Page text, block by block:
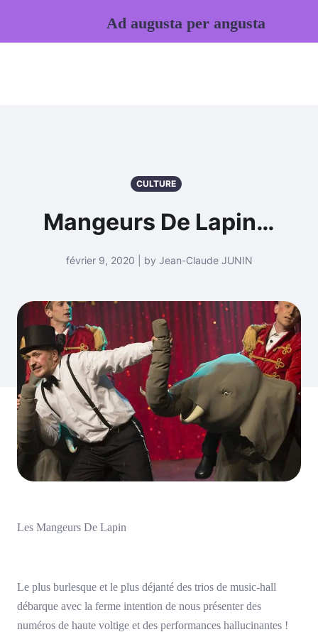
CULTURE
Mangeurs De Lapin…
février 9, 2020 | by Jean-Claude JUNIN
Les Mangeurs De Lapin
Le plus burlesque et le plus déjanté des trios de music-hall
débarque avec la ferme intention de nous présenter des
numéros de haute voltige et des performances hallucinantes !
Ad augusta per angusta